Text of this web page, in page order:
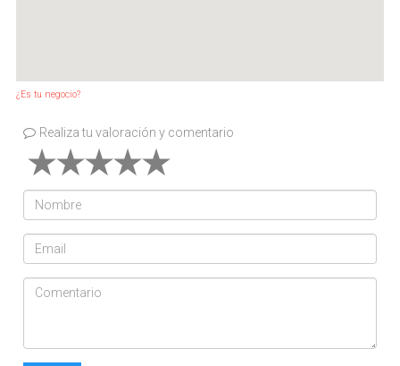
¿Es tu negocio?
Realiza tu valoración y comentario